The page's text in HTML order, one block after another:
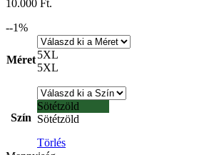
10.000 Ft.
--1%
Méret5XL
5XL
Szín
Sötétzöld
Sötétzöld
Törlés